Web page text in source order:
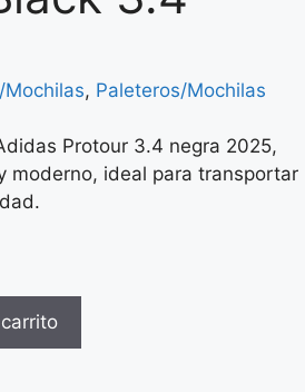
, Paleteros/Mochilas
Protour 3.4 negra 2025,
moderno, ideal para transportar